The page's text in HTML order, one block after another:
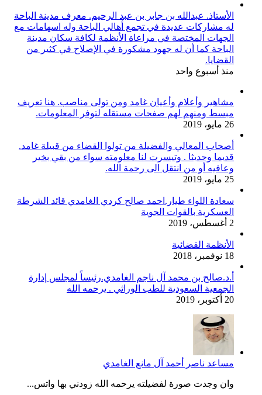
الأستاذ. عبدالله بن جابر بن عبد الرحيم. معرف مدينة الباحة
له مشاركات عديدة في تجمع أهالي الباحة وله اسهامات مع
الجهات المختصة في مراعاة الأنظمة لكافة سكان مدينة
الباحة كما أن له جهود مشكورة في الإصلاح في كثير من
القضايا.
منذ أسبوع واحد
مشاهير وأعلام وأعيان غامد ومن تولى مناصب. هنا تعريف
مبسط ومنهم لهم صفحات مستقله لتوفر المعلومات.
26 مايو، 2019
أصحاب المعالي والفضيلة من تولوا القضاء من قبيلة غامد.
قديما وحديثا . وتيسرت لنا معلومته سواء من بقي بخير
وعافيه أو من انتقل الى رحمة الله.
25 مايو، 2019
سعادة اللواء طيار.احمد صالح كردي الغامدي قائد الشرطة
العسكرية بالقوات الجوية
2 أغسطس، 2019
الأنظمة القضائية
18 نوفمبر، 2018
أ.د.صالح بن محمد آل ناجم الغامدي.رئيساً لمجلس إدارة
الجمعية السعودية للطب الوراثي . يرحمه الله
20 أكتوبر، 2019
مساعد ناصر أحمد آل مانع الغامدي
وان وجدت صورة لفضيلته يرحمه الله زودني بها واتس...